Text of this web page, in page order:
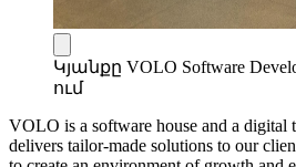
Կյանքը VOLO Software
ում
VOLO is a software house and a digital
delivers tailor-made solutions to our